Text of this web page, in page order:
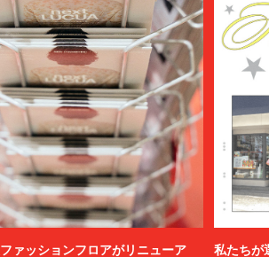
ァッションフロアがリニューア 私たちが